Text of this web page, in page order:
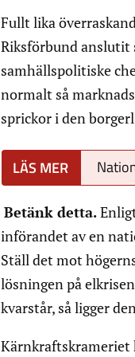
Fullt lika
Riksförbund
samhällspolitiske
normalt så
sprickor i den
Betänk detta.
införandet av en
Ställ det mot
lösningen på
kvarstår, så ligger
Kärnkraftskrameriet